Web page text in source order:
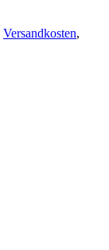
Versandkosten,